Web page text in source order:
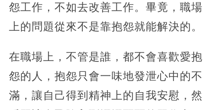
怨工作，不如去改善工作。畢竟，職場
上的問題從來不是靠抱怨就能解決的。
在職場上，不管是誰，都不會喜歡愛抱
怨的人，抱怨只會一味地發泄心中的不
滿，讓自己得到精神上的自我安慰，然